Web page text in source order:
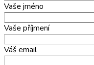
Vaše jméno
Vaše příjmení
Váš email